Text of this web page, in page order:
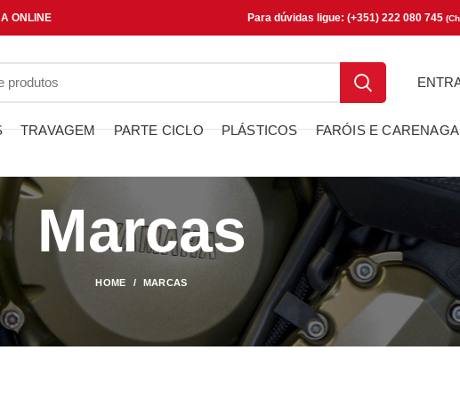
ONLINE Para dúvidas ligue: (+351) 222 080 745
TRAVAGEM PARTE CICLO PLÁSTICOS FARÓIS E
Marcas
HOME MARCAS